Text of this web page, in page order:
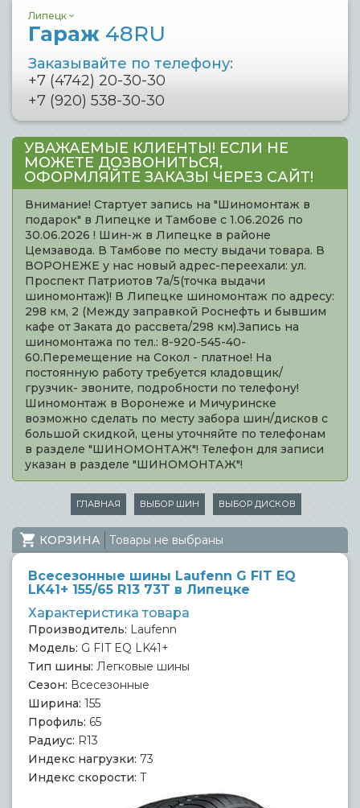
Липецк
Гараж 48RU
Заказывайте по телефону:
+7 (4742) 20-30-30
+7 (920) 538-30-30
УВАЖАЕМЫЕ КЛИЕНТЫ! ЕСЛИ НЕ
МОЖЕТЕ ДОЗВОНИТЬСЯ,
ОФОРМЛЯЙТЕ ЗАКАЗЫ ЧЕРЕЗ САЙТ!
Внимание! Стартует запись на "Шиномонтаж в
подарок" в Липецке и Тамбове с 1.06.2026 по
30.06.2026 ! Шин-ж в Липецке в районе
Цемзавода. В Тамбове по месту выдачи товара. В
ВОРОНЕЖЕ у нас новый адрес-переехали: ул.
Проспект Патриотов 7а/5(точка выдачи
шиномонтаж)! В Липецке шиномонтаж по адресу:
298 км, 2 (Между заправкой Роснефть и бывшим
кафе от Заката до рассвета/298 км).Запись на
шиномонтажа по тел.: 8-920-545-40-
60.Перемещение на Сокол - платное! На
постоянную работу требуется кладовщик/
грузчик- звоните, подробности по телефону!
Шиномонтаж в Воронеже и Мичуринске
возможно сделать по месту забора шин/дисков с
большой скидкой, цены уточняйте по телефонам
в разделе "ШИНОМОНТАЖ"! Телефон для записи
указан в разделе "ШИНОМОНТАЖ"!
ГЛАВНАЯ ВЫБОР ШИН ВЫБОР ДИСКОВ
КОРЗИНА Товары не выбраны
Всесезонные шины Laufenn G FIT EQ
LK41+ 155/65 R13 73T в Липецке
Характеристика товара
Производитель: Laufenn
Модель: G FIT EQ LK41+
Тип шины: Легковые шины
Сезон: Всесезонные
Ширина: 155
Профиль: 65
Радиус: R13
Индекс нагрузки: 73
Индекс скорости: T